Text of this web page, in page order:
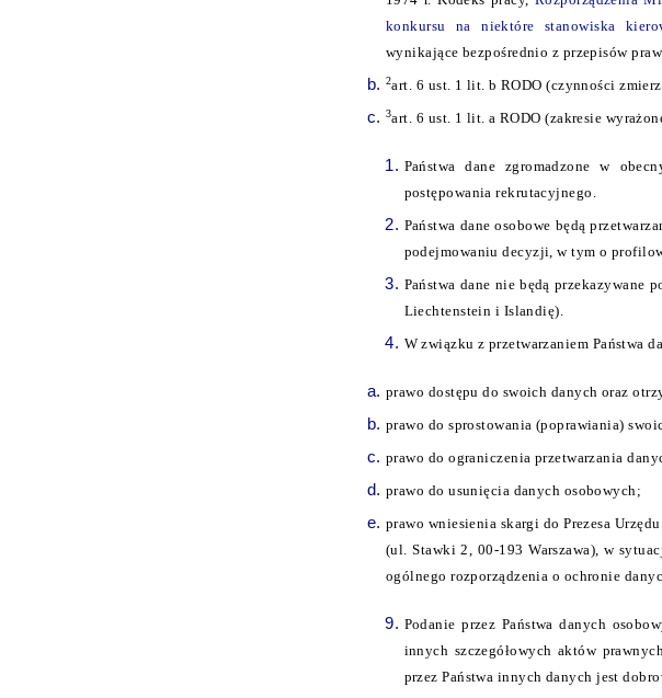
konkursu na niektóre stanowiska
wynikające bezpośrednio z przepisów
2art. 6 ust. 1 lit. b RODO (czynności
3art. 6 ust. 1 lit. a RODO (zakresie
Państwa dane zgromadzone w
postępowania rekrutacyjnego.
Państwa dane osobowe będą
podejmowaniu decyzji, w tym o
Państwa dane nie będą przekazywane
Liechtenstein i Islandię).
W związku z przetwarzaniem Państwa
prawo dostępu do swoich danych oraz
prawo do sprostowania (poprawiania)
prawo do ograniczenia przetwarzania
prawo do usunięcia danych osobowych;
prawo wniesienia skargi do Prezesa
(ul. Stawki 2, 00-193 Warszawa), w
ogólnego rozporządzenia o ochronie
Podanie przez Państwa danych
innych szczegółowych aktów
przez Państwa innych danych jest